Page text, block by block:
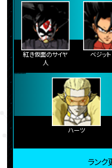
紅き仮面のサイヤ
人
ベジット
ハーツ
ラン